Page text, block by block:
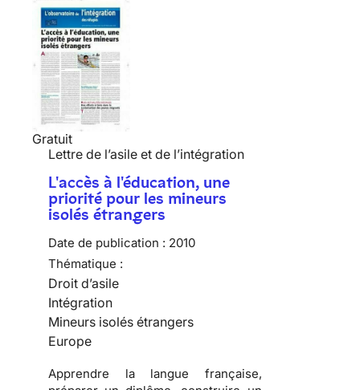
Gratuit
Lettre de l’asile et de l’intégration
L'accès à l'éducation, une
priorité pour les mineurs
isolés étrangers
Date de publication : 2010
Thématique :
Droit d’asile
Intégration
Mineurs isolés étrangers
Europe
Apprendre la langue française,